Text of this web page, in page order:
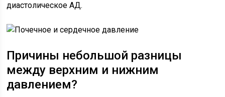
диастолическое АД.
Причины небольшой разницы
между верхним и нижним
давлением?